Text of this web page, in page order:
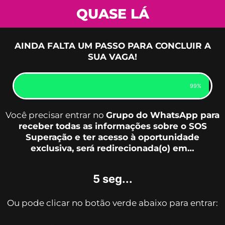
QUASE LÁ
AINDA FALTA UM PASSO PARA CONCLUIR A
SUA VAGA!
99%
Você precisar entrar no Grupo do WhatsApp para
receber todas as informações sobre o SOS
Superação e ter acesso à oportunidade
exclusiva, será redirecionada(o) em…
5 seg...
Ou pode clicar no botão verde abaixo para entrar: